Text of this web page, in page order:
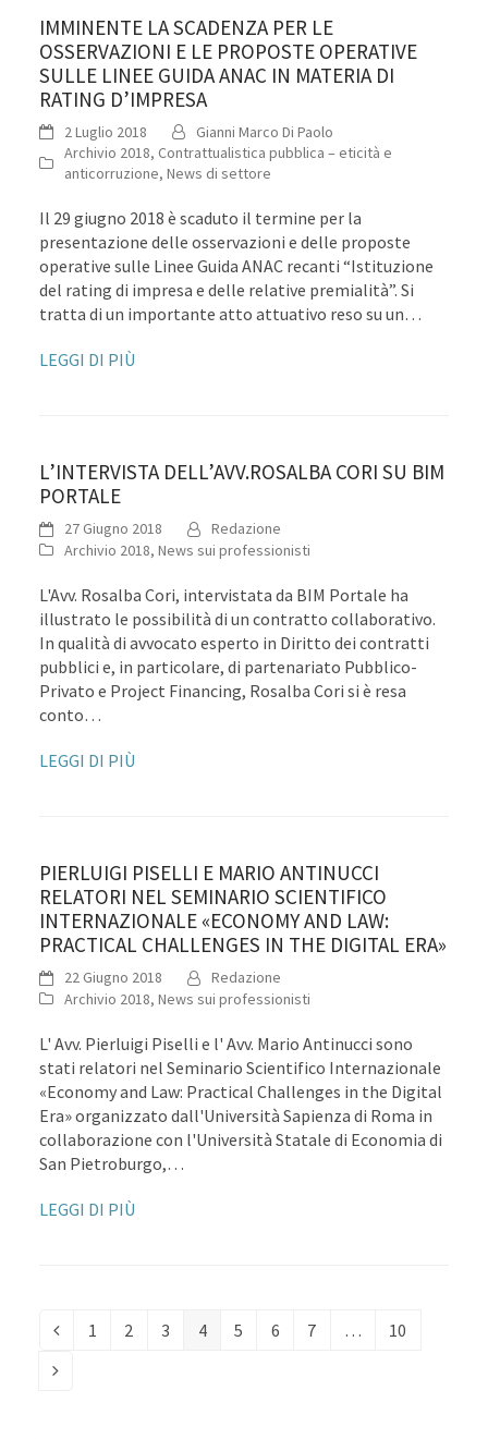
IMMINENTE LA SCADENZA PER LE
OSSERVAZIONI E LE PROPOSTE OPERATIVE
SULLE LINEE GUIDA ANAC IN MATERIA DI
RATING D’IMPRESA
2 Luglio 2018
Gianni Marco Di Paolo
Archivio 2018, Contrattualistica pubblica – eticità e
anticorruzione, News di settore
Il 29 giugno 2018 è scaduto il termine per la
presentazione delle osservazioni e delle proposte
operative sulle Linee Guida ANAC recanti “Istituzione
del rating di impresa e delle relative premialità”. Si
tratta di un importante atto attuativo reso su un…
LEGGI DI PIÙ
L’INTERVISTA DELL’AVV.ROSALBA CORI SU BIM
PORTALE
27 Giugno 2018
Redazione
Archivio 2018, News sui professionisti
L'Avv. Rosalba Cori, intervistata da BIM Portale ha
illustrato le possibilità di un contratto collaborativo.
In qualità di avvocato esperto in Diritto dei contratti
pubblici e, in particolare, di partenariato Pubblico-
Privato e Project Financing, Rosalba Cori si è resa
conto…
LEGGI DI PIÙ
PIERLUIGI PISELLI E MARIO ANTINUCCI
RELATORI NEL SEMINARIO SCIENTIFICO
INTERNAZIONALE «ECONOMY AND LAW:
PRACTICAL CHALLENGES IN THE DIGITAL ERA»
22 Giugno 2018
Redazione
Archivio 2018, News sui professionisti
L' Avv. Pierluigi Piselli e l' Avv. Mario Antinucci sono
stati relatori nel Seminario Scientifico Internazionale
«Economy and Law: Practical Challenges in the Digital
Era» organizzato dall'Università Sapienza di Roma in
collaborazione con l'Università Statale di Economia di
San Pietroburgo,…
LEGGI DI PIÙ
Precedente
Pagina
1 Pagina
2 Pagina
3 Pagina
4 Pagina
5 Pagina
6 Pagina
7 … Pagina
10
Successivo